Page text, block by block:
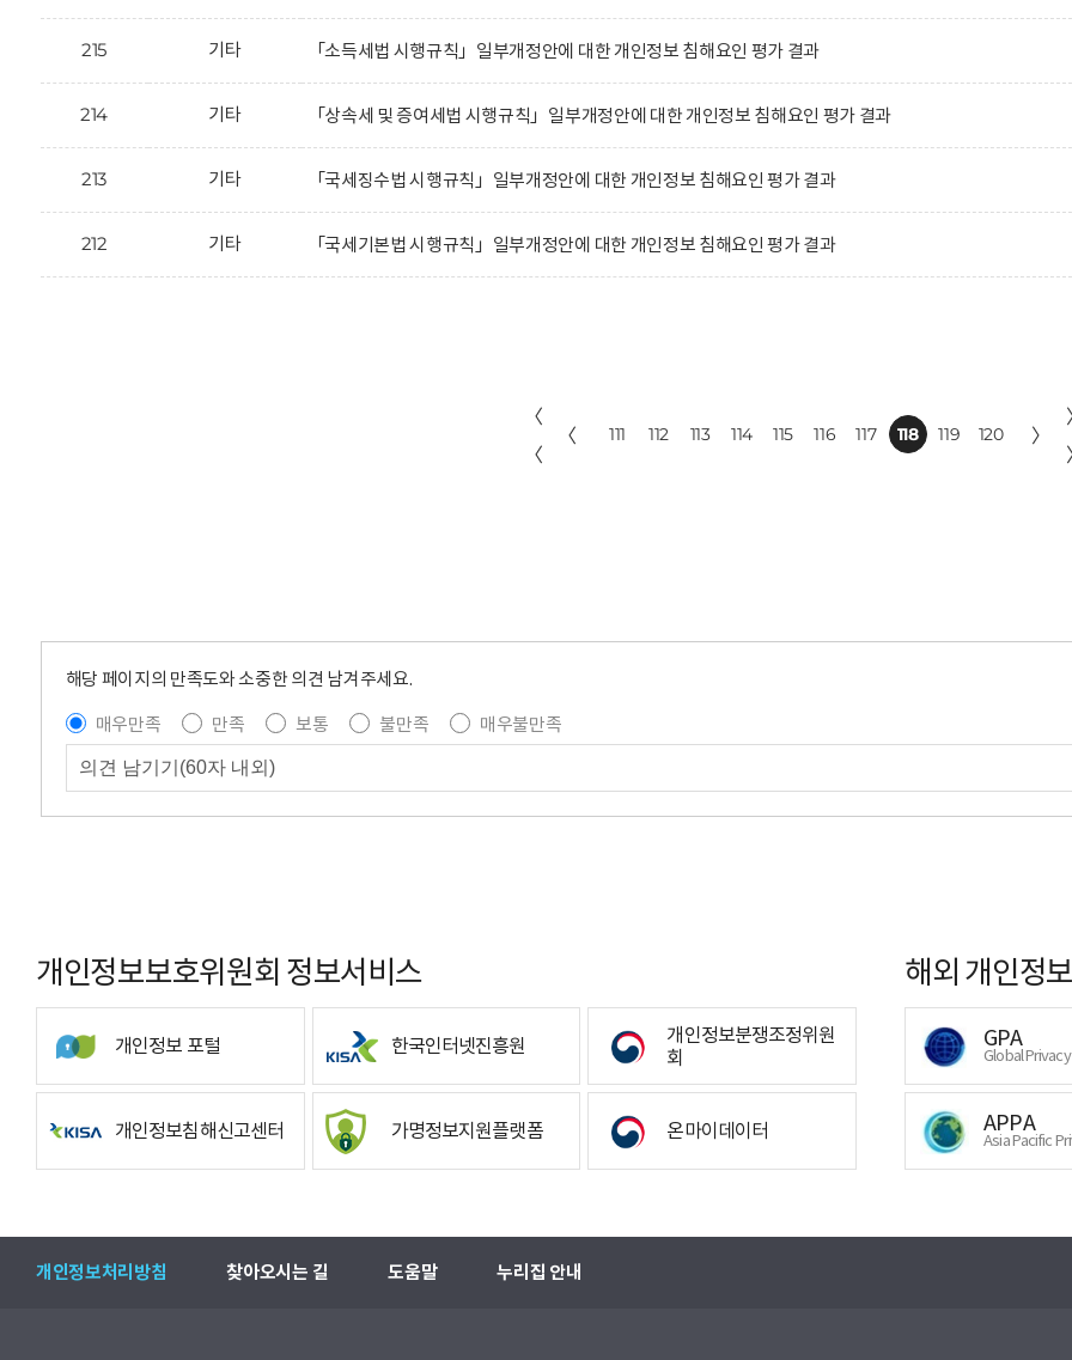
215 기타 「소득세법 시행규칙」일부개정안에 대한 개인정보 침해요인 평가 결과
214 기타 「상속세 및 증여세법 시행규칙」일부개정안에 대한 개인정보 침해요인 평가 결과
213 기타 「국세징수법 시행규칙」일부개정안에 대한 개인정보 침해요인 평가 결과
212 기타 「국세기본법 시행규칙」일부개정안에 대한 개인정보 침해요인 평가 결과
〈
〈
〈 111 112 113 114 115 116 117 118 119 120 〉
해당 페이지의 만족도와 소중한 의견 남겨주세요.
매우만족
만족 보통 불만족
매우불만족
개인정보보호위원회 정보서비스
개인정보 포털 한국인터넷진흥원
개인정보분쟁조정위원
회
개인정보침해신고센터 가명정보지원플랫폼 온마이데이터
해외 개인정
GPA
Global
APPA
Asia Pacific
개인정보처리방침 찾아오시는 길 도움말 누리집 안내